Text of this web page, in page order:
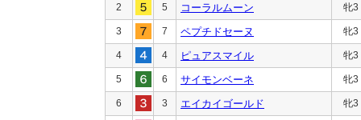
2 5 コーラルムーン 牝3
3 7 ペプチドセーヌ 牝3
4 4 ピュアスマイル 牝3
5 6 サイモンベーネ 牝3
6 3 エイカイゴールド 牝3